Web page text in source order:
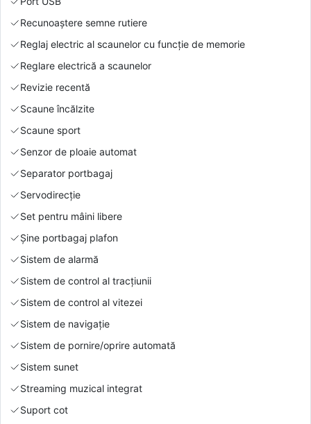
Recunoaștere semne rutiere
Reglaj electric al scaunelor cu funcție de memorie
Reglare electrică a scaunelor
Revizie recentă
Scaune încălzite
Scaune sport
Senzor de ploaie automat
Separator portbagaj
Servodirecție
Set pentru mâini libere
Şine portbagaj plafon
Sistem de alarmă
Sistem de control al tracțiunii
Sistem de control al vitezei
Sistem de navigație
Sistem de pornire/oprire automată
Sistem sunet
Streaming muzical integrat
Suport cot